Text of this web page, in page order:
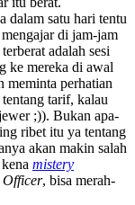
dalam satu hari tentu
di jam-jam
adalah sesi
ke mereka di awal
meminta perhatian
tarif, kalau
;)). Bukan apa-
ribet itu ya tentang
akan makin salah
mistery
Officer, bisa merah-